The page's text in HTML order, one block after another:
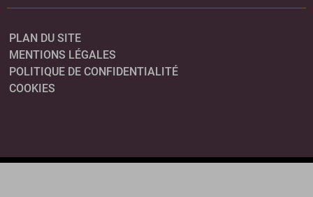
PLAN DU SITE
MENTIONS LÉGALES
POLITIQUE DE CONFIDENTIALITÉ
COOKIES